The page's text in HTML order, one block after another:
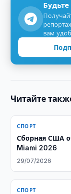
вам
Читайте
СПОРТ
Сборная США
Miami 2026
29/07/2026
СПОРТ